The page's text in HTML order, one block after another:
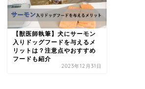
【獣医師執筆】犬にサーモン
入りドッグフードを与えるメ
リットは？注意点やおすすめ
フードも紹介
2023年12月31日